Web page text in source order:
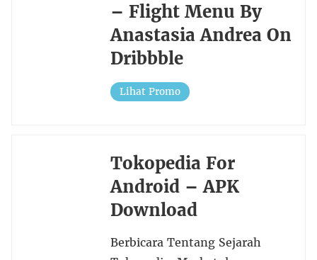
– Flight Menu By
Anastasia Andrea On
Dribbble
Lihat Promo
Tokopedia For
Android – APK
Download
Berbicara Tentang Sejarah